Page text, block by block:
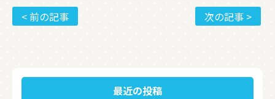
< 前の記事 次の記事 >
最近の投稿